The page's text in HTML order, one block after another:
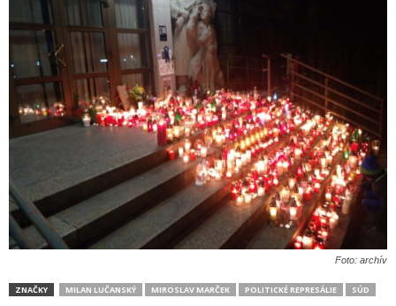
Foto: archív
ZNAČKY MILAN LUČANSKÝ MIROSLAV MARČEK POLITICKÉ REPRESÁLIE SÚD